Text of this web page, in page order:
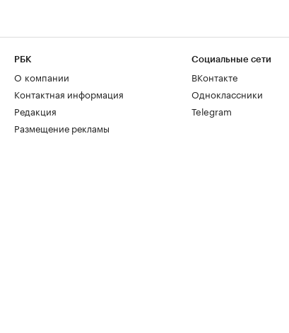
РБК
О компании
Контактная информация
Редакция
Размещение рекламы
Социальные сети
ВКонтакте
Одноклассники
Telegram